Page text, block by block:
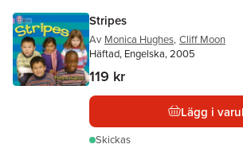
Stripes
Av Monica Hughes, Cliff Moon
Häftad, Engelska, 2005
119 kr
Lägg i
Skickas